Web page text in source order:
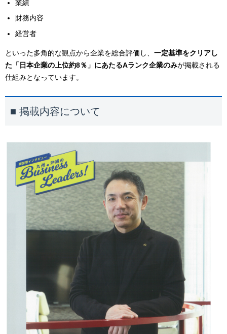
業績
財務内容
経営者
といった多角的な観点から企業を総合評価し、 一定基準をクリアし
た「日本企業の上位約8％」にあたるAランク企業のみが掲載される
仕組みとなっています。
■ 掲載内容について